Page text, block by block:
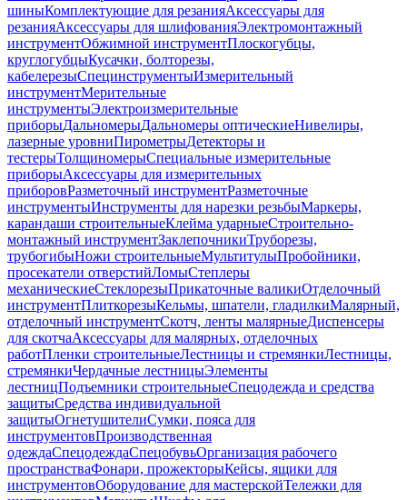
шиныКомплектующие для резанияАксессуары для
резанияАксессуары для шлифованияЭлектромонтажный
инструментОбжимной инструментПлоскогубцы,
круглогубцыКусачки, болторезы,
кабелерезыСпецинструментыИзмерительный
инструментМерительные
инструментыЭлектроизмерительные
приборыДальномерыДальномеры оптическиеНивелиры,
лазерные уровниПирометрыДетекторы и
тестерыТолщиномерыСпециальные измерительные
приборыАксессуары для измерительных
приборовРазметочный инструментРазметочные
инструментыИнструменты для нарезки резьбыМаркеры,
карандаши строительныеКлейма ударныеСтроительно-
монтажный инструментЗаклепочникиТруборезы,
трубогибыНожи строительныеМультитулыПробойники,
просекатели отверстийЛомыСтеплеры
механическиеСтеклорезыПрикаточные валикиОтделочный
инструментПлиткорезыКельмы, шпатели, гладилкиМалярный,
отделочный инструментСкотч, ленты малярныеДиспенсеры
для скотчаАксессуары для малярных, отделочных
работПленки строительныеЛестницы и стремянкиЛестницы,
стремянкиЧердачные лестницыЭлементы
лестницПодъемники строительныеСпецодежда и средства
защитыСредства индивидуальной
защитыОгнетушителиСумки, пояса для
инструментовПроизводственная
одеждаСпецодеждаСпецобувьОрганизация рабочего
пространстваФонари, прожекторыКейсы, ящики для
инструментовОборудование для мастерскойТележки для